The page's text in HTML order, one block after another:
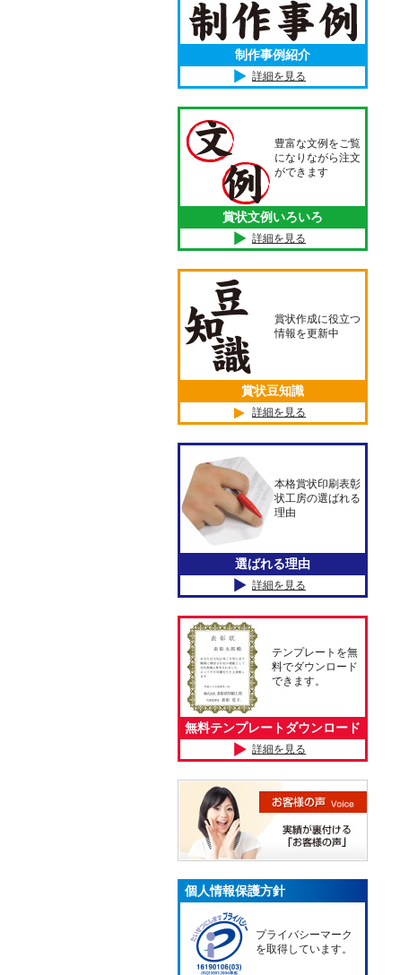
制作事例紹介
詳細を見る
豊富な文例をご覧
になりながら注文
ができます
賞状文例いろいろ
詳細を見る
賞状作成に役立つ
情報を更新中
賞状豆知識
詳細を見る
本格賞状印刷表彰
状工房の選ばれる
理由
選ばれる理由
詳細を見る
テンプレートを無
料でダウンロード
できます。
無料テンプレートダウンロード
詳細を見る
個人情報保護方針
プライバシーマーク
を取得しています。